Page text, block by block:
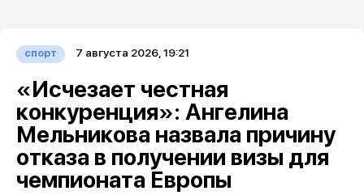
спорт 7 августа 2026, 19:21
«Исчезает честная
конкуренция»: Ангелина
Мельникова назвала причину
отказа в получении визы для
чемпионата Европы